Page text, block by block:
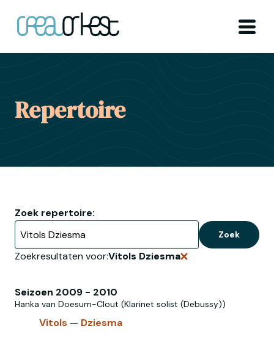
Menu
Repertoire
Zoek repertoire:
Zoek
Zoekresultaten voor:Vitols DziesmaVerwijder
Seizoen 2009 - 2010
Hanka van Doesum-Clout (Klarinet solist (Debussy))
Vitols — Dziesma